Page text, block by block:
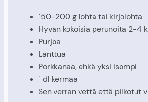
150-200 g lohta tai kirjolohta
Hyvän kokoisia perunoita 2-4
Purjoa
Lanttua
Porkkanaa, ehkä yksi isompi
1 dl kermaa
Sen verran vettä että pilkotut